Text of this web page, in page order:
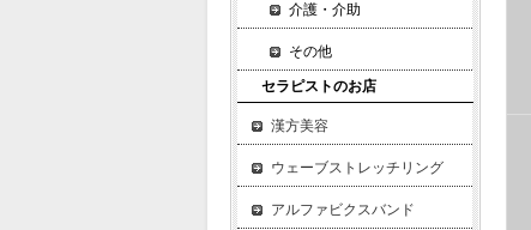
介護・介助
その他
セラピストのお店
漢方美容
ウェーブストレッチリング
アルファビクスバンド